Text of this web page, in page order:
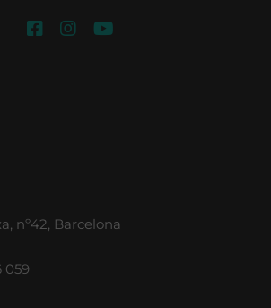
nº42, Barcelona
059